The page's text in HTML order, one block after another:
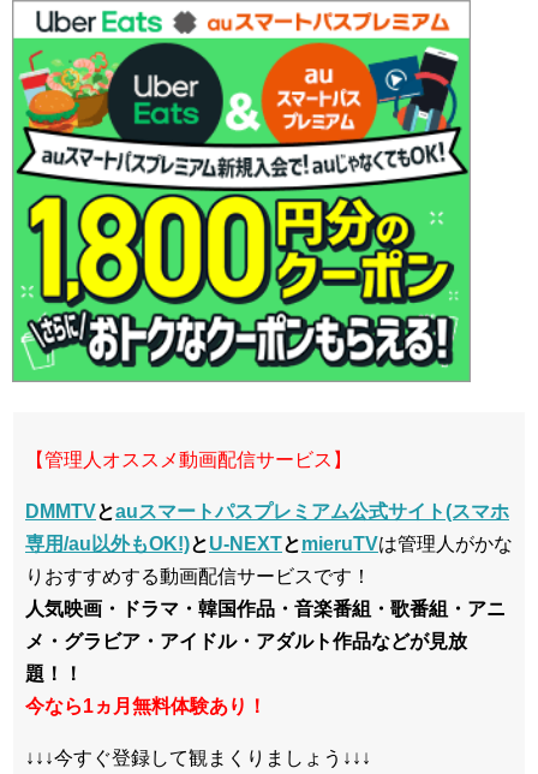
【管理人オススメ動画配信サービス】
DMMTVとauスマートパスプレミアム公式サイト(スマホ
専用/au以外もOK!)とU-NEXTとmieruTVは管理人がかな
りおすすめする動画配信サービスです！
人気映画・ドラマ・韓国作品・音楽番組・歌番組・アニ
メ・グラビア・アイドル・アダルト作品などが見放
題！！
今なら1ヵ月無料体験あり！
↓↓↓今すぐ登録して観まくりましょう↓↓↓